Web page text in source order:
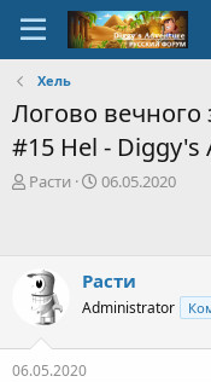
Хель
Логово вечного
#15 Hel - Diggy's
А
т
е
м
ы
Расти
Д
о
з
а
06.05.2020
Расти
Administrator
06.05.2020